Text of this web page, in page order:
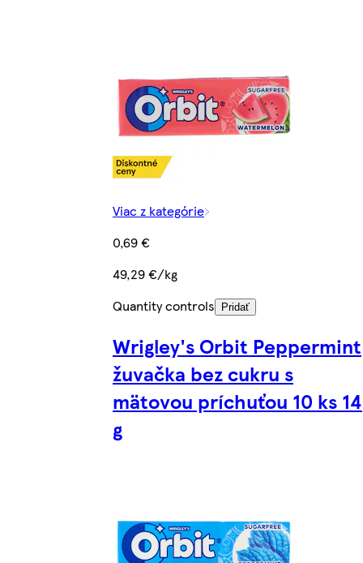
Viac z kategórie
0,69 €
49,29 €/kg
Quantity controls
Pridať
Wrigley's Orbit Peppermint
žuvačka bez cukru s
mätovou príchuťou 10 ks 14
g